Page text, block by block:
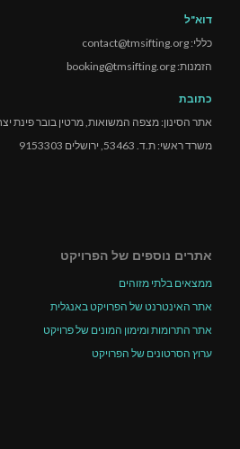
דוא"ל
כללי: contact@tmsifting.org
הזמנות: booking@tmsifting.org
כתובת
אתר הסינון: מצפה המשואות, מרטין בובר פינת
משרד ראשי: ת.ד. 53463, ירושלים 9153303
אתרים נוספים של הפרויקט
ממצאים בלתי מזוהים
אתר האינטרנט של הפרויקט באנגלית
אתר התרומות ומימון המונים של פרויקט
ערוץ הסרטונים של הפרויקט